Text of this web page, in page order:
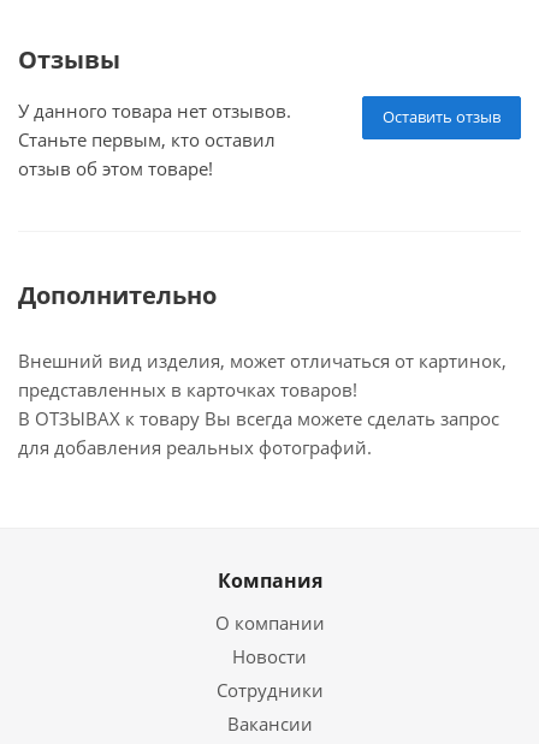
Отзывы
Оставить отзыв
У данного товара нет отзывов.
Станьте первым, кто оставил
отзыв об этом товаре!
Дополнительно
Внешний вид изделия, может отличаться от картинок,
представленных в карточках товаров!
В ОТЗЫВАХ к товару Вы всегда можете сделать запрос
для добавления реальных фотографий.
Компания
О компании
Новости
Сотрудники
Вакансии